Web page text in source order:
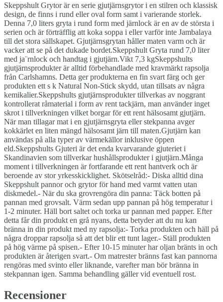
Skeppshult Grytor är en serie gjutjärnsgrytor i en stilren och klassisk
design, de finns i rund eller oval form samt i varierande storlek.
Denna 7,0 liters gryta i rund form med järnlock är en av de största i
serien och är förträfflig att koka soppa i eller varför inte Jambalaya
till det stora sällskapet. Gjutjärnsgrytan håller maten varm och är
vacker att se på det dukade bordet.Skeppshult Gryta rund 7,0 liter
med ja¨rnlock och handtag i gjutjärn.Vikt 7,3 kgSkeppshults
gjutjärnsprodukter är alltid förbehandlade med kravmärkt rapsolja
från Carlshamns. Detta ger produkterna en fin svart färg och ger
produkten ett s k Natural Non-Stick skydd, utan tillsats av några
kemikalier.Skeppshults gjutjärnsprodukter tillverkas av noggrant
kontrollerat råmaterial i form av rent tackjärn, man använder inget
skrot i tillverkningen vilket borgar för ett rent hälsosamt gjutjärn.
När man tillagar mat i en gjutjärnsgryta eller stekpanna avger
kokkärlet en liten mängd hälsosamt järn till maten.Gjutjärn kan
användas på alla typer av värmekällor inklusive öppen
eld.Skeppshults Gjuteri är det enda kvarvarande gjuteriet i
Skandinavien som tillverkar hushållsprodukter i gjutjärn.Många
moment i tillverkningen är fortfarande ett rent hantverk och är
beroende av stor yrkesskicklighet. Skötselråd:- Diska alltid dina
Skeppshult pannor och grytor för hand med varmt vatten utan
diskmedel.- När du ska grovrengöra din panna: Täck botten på
pannan med grovsalt. Värm sedan upp pannan på hög temperatur i
1-2 minuter. Häll bort saltet och torka ur pannan med papper. Efter
detta får din produkt en grå nyans, detta betyder att du nu kan
bränna in din produkt med ny rapsolja:- Torka produkten och häll på
några droppar rapsolja så att det blir ett tunt lager.- Ställ produkten
på hög värme på spisen.- Efter 10-15 minuter har oljan bränts in och
produkten är återigen svart.- Om matrester bränns fast kan pannorna
rengöras med svinto eller liknande, varefter man bör bränna in
stekpannan igen. Samma behandling gäller vid eventuell rost.
Recensioner